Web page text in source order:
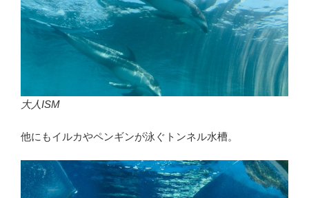
大人ISM
他にもイルカやペンギンが泳ぐトンネル水槽。